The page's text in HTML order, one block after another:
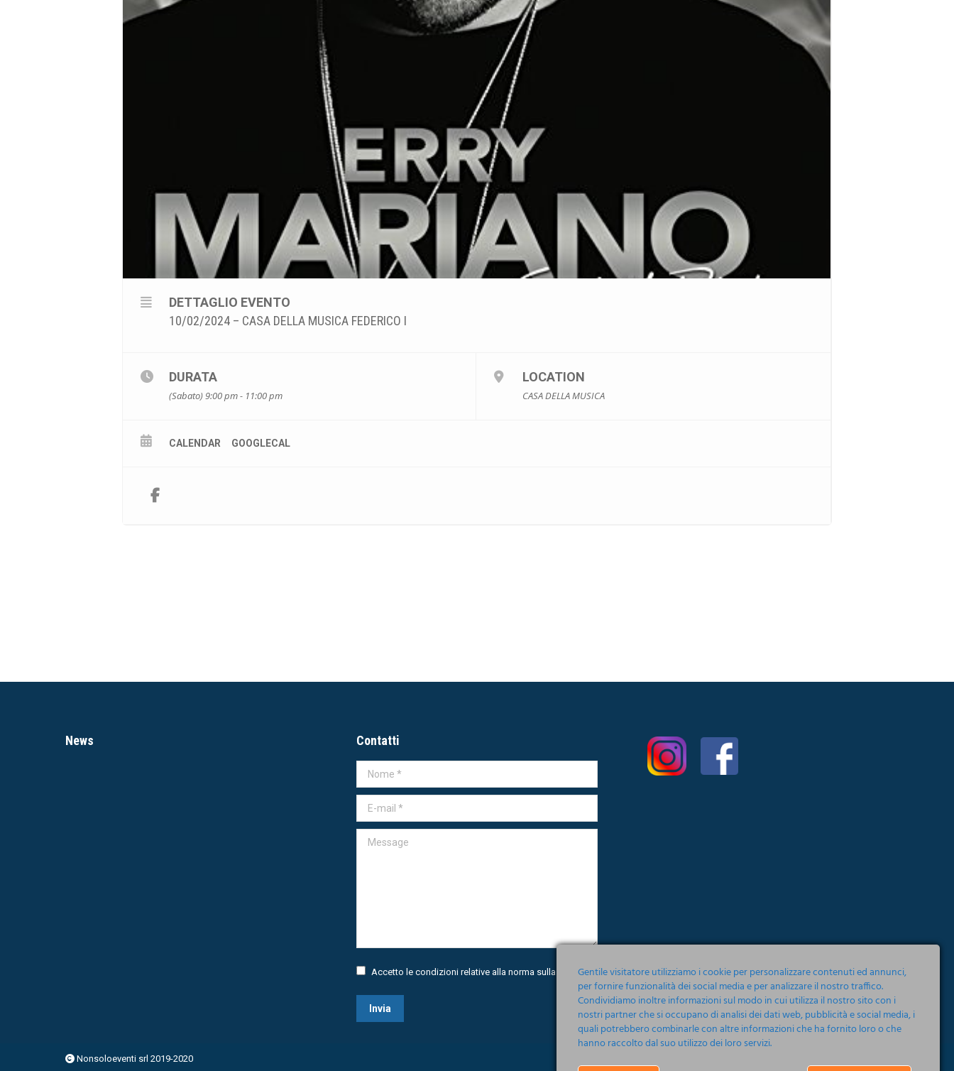
DETTAGLIO EVENTO
10/02/2024 – CASA DELLA MUSICA FEDERICO I
DURATA
(Sabato) 9:00 pm - 11:00 pm
LOCATION
CASA DELLA MUSICA
CALENDAR GOOGLECAL
News Contatti
Nome *
E-mail *
Message
Accetto le condizioni relative alla norma sulla Privacy
Invia
Nonsoloeventi srl 2019-2020
Gentile visitatore utilizziamo i cookie per personalizzare contenuti ed annunci,
per fornire funzionalità dei social media e per analizzare il nostro traffico.
Condividiamo inoltre informazioni sul modo in cui utilizza il nostro sito con i
nostri partner che si occupano di analisi dei dati web, pubblicità e social media, i
quali potrebbero combinarle con altre informazioni che ha fornito loro o che
hanno raccolto dal suo utilizzo dei loro servizi.